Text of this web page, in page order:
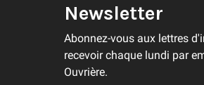
Newsletter
Abonnez-vous aux lettres
recevoir chaque lundi par
Ouvrière.